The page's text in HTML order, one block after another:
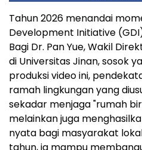
Tahun 2026 menandai
Development Initiative
Bagi Dr. Pan Yue, Wakil
di Universitas Jinan, sosok
produksi video ini,
ramah lingkungan yang
sekadar menjaga "rumah
melainkan juga
nyata bagi masyarakat
tahun, ia mampu